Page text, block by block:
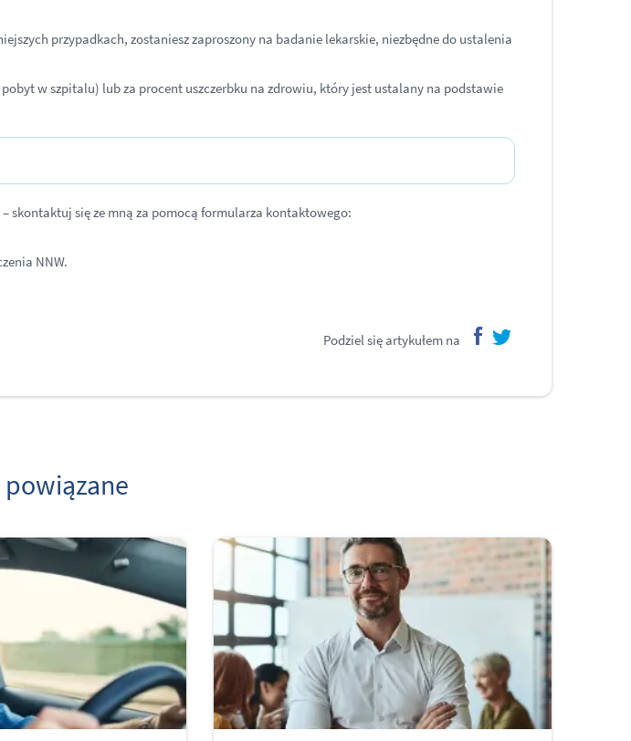
przypadkach, zostaniesz zaproszony na badanie lekarskie, niezbędne do ustalenia
w szpitalu) lub za procent uszczerbku na zdrowiu, który jest ustalany na podstawie
skontaktuj się ze mną za pomocą formularza kontaktowego:
NNW.
Podziel się artykułem na
powiązane